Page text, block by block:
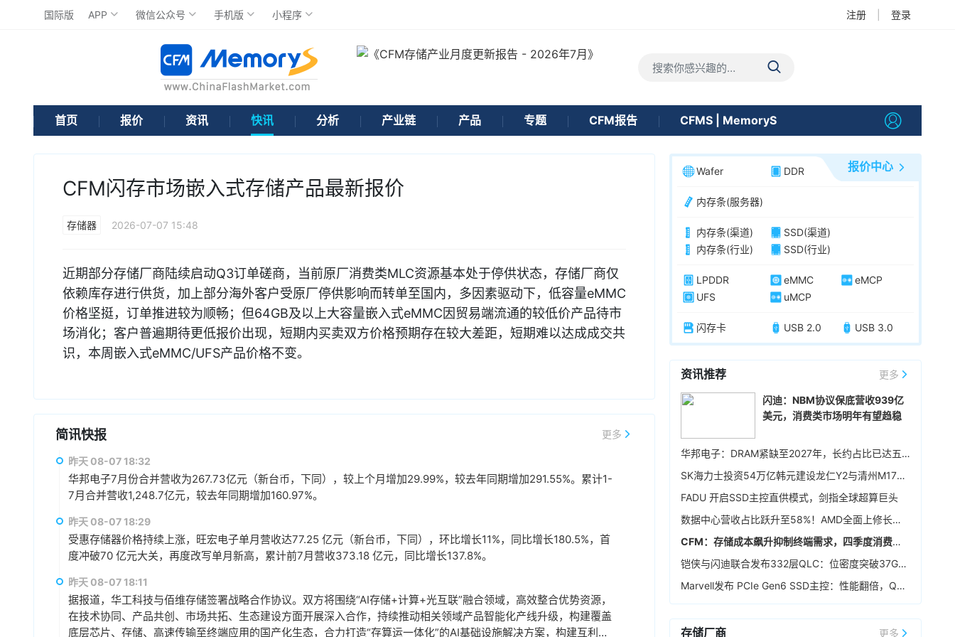
国际版 APP 微信公众号 手机版 小程序 注册 登录
首页 报价 资讯 快讯 分析 产业链 产品 专题 CFM报告 CFMS | MemoryS
CFM闪存市场嵌入式存储产品最新报价
存储器 2026-07-07 15:48
近期部分存储厂商陆续启动Q3订单磋商，当前原厂消费类MLC资源基本处于停供状态，存储厂商仅
依赖库存进行供货，加上部分海外客户受原厂停供影响而转单至国内，多因素驱动下，低容量eMMC
价格坚挺，订单推进较为顺畅；但64GB及以上大容量嵌入式eMMC因贸易端流通的较低价产品待市
场消化；客户普遍期待更低报价出现，短期内买卖双方价格预期存在较大差距，短期难以达成成交共
识，本周嵌入式eMMC/UFS产品价格不变。
简讯快报 更多
昨天 08-07 18:32
华邦电子7月份合并营收为267.73亿元（新台币，下同），较上个月增加29.99%，较去年同期增加291.55%。累计1-
7月合并营收1,248.7亿元，较去年同期增加160.97%。
昨天 08-07 18:29
受惠存储器价格持续上涨，旺宏电子单月营收达77.25 亿元（新台币，下同），环比增长11%，同比增长180.5%，首
度冲破70 亿元大关，再度改写单月新高，累计前7月营收373.18 亿元，同比增长137.8%。
昨天 08-07 18:11
据报道，华工科技与佰维存储签署战略合作协议。双方将围绕“AI存储+计算+光互联”融合领域，高效整合优势资源，
在技术协同、产品共创、市场共拓、生态建设方面开展深入合作，持续推动相关领域产品智能化产线升级，构建覆盖
底层芯片、存储、高速传输至终端应用的国产化生态，合力打造“存算运一体化”的AI基础设施解决方案，构建互利共
报价中心
Wafer DDR
内存条(服务器)
内存条(渠道)
SSD(渠道)
内存条(行业)
SSD(行业)
LPDDR eMMC
eMCP
UFS
uMCP
闪存卡 USB 2.0 USB 3.0
资讯推荐 更多
闪迪：NBM协议保底营收939亿
美元，消费类市场明年有望趋稳
华邦电子：DRAM紧缺至2027年，长约占比已达五成
SK海力士投资54万亿韩元建设龙仁Y2与清州M17晶圆厂，确保中长期生产基础
FADU 开启SSD主控直供模式，剑指全球超算巨头
数据中心营收占比跃升至58%！AMD全面上修长期财务指引，2027年该板块营收将翻倍
CFM：存储成本飙升抑制终端需求，四季度消费级NAND行情恐承压
铠侠与闪迪联合发布332层QLC：位密度突破37Gb/mm²
Marvell发布 PCIe Gen6 SSD主控：性能翻倍，Q4送样
存储厂商 更多